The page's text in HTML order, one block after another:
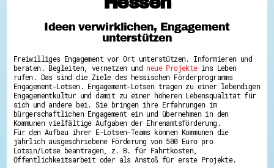
Hessen hilft Ukraine
Zeig uns dein Ehrenamt
Wettbewerb | Trikotwettbewerb
Wettbewerb | 80 Jahre Hessen - Engagement
mit Herz
8 Vereine x 80 Jahre x 1.000 €
Ausgezeichnete Projekte
Menschen des Respekts
SHARE IT: Teile deine Infos!
Gestalte dein Ehrenamt
Ehrenamts-Card Hessen
Engagement-Lotsen
Crowdfunding - Viele schaffen mehr
Ideen verwirklichen, Engagement
unterstützen
Freiwilliges Engagement vor Ort unterstützen. Informieren und
beraten. Begleiten, vernetzen und neue Projekteins Leben
rufen. Das sind die Ziele des hessischen Förderprogramms
Engagement-Lotsen. Engagement-Lotsen tragen zu einer lebendigen
Engagementkultur und damit zu einer höheren Lebensqualität für
sich und andere bei. Sie bringen ihre Erfahrungen im
bürgerschaftlichen Engagement ein und übernehmen in den
Kommunen vielfältige Aufgaben der Ehrenamtsförderung.
Für den Aufbau ihrer E-Lotsen-Teams können Kommunen die
jährlich ausgeschriebene Förderung von 500 Euro pro
Lotsin/Lotse beantragen, z. B. für Fahrtkosten,
Öffentlichkeitsarbeit oder als Anstoß für erste Projekte.